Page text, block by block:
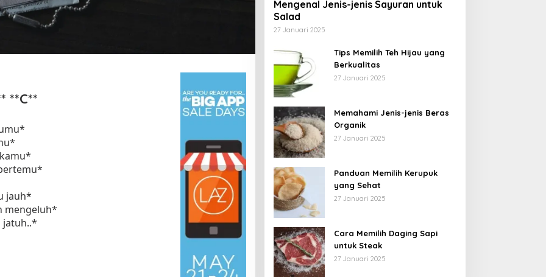
**C**
jauh*
mengeluh*
jatuh..*
Mengenal Jenis-jenis Sayuran untuk
Salad
27 Januari 2025
Tips Memilih Teh Hijau yang
Berkualitas
27 Januari 2025
Memahami Jenis-jenis Beras
Organik
27 Januari 2025
Panduan Memilih Kerupuk
yang Sehat
27 Januari 2025
Cara Memilih Daging Sapi
untuk Steak
27 Januari 2025